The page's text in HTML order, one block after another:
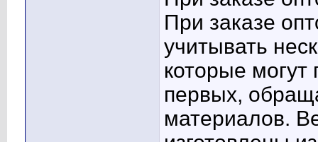
При заказе
учитывать
которые
первых,
материалов.